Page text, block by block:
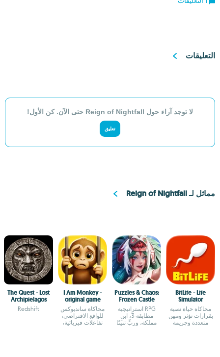
التعليقات
لا توجد آراء حول Reign of Nightfall حتى الآن. كن الأول!
تعليق
مماثل لـ Reign of Nightfall
BitLife - Life
Simulator
محاكاة حياة نصية
بقرارات تؤثر ومهن
متعددة وجريمة
Puzzles & Chaos:
Frozen Castle
RPG استراتيجية
مطابقة-3، ابنِ
مملكة، وربِّ تنينًا
I Am Monkey -
original game
محاكاة ساندبوكس
للواقع الافتراضي،
تفاعلات فيزيائية،
The Quest - Lost
Archipielagos
Redshift